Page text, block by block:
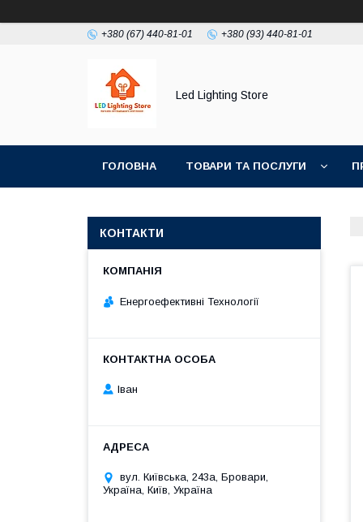
+380 (67) 440-81-01 +380 (93) 440-81-01
Led Lighting Store
ГОЛОВНА ТОВАРИ ТА ПОСЛУГИ
КОНТАКТИ
Енергоефективні Технології
Іван
вул. Київська, 243а, Бровари,
Україна, Київ, Україна